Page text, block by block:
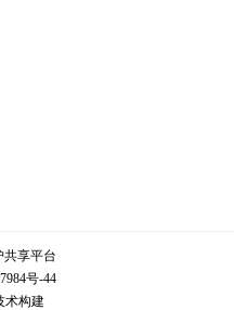
共享平台
号-44
术构建